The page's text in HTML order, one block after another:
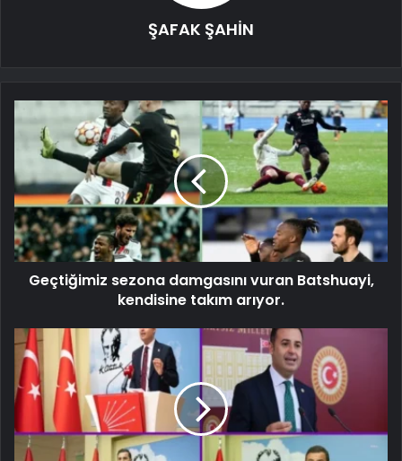
ŞAFAK ŞAHİN
Geçtiğimiz sezona damgasını vuran Batshuayi,
kendisine takım arıyor.